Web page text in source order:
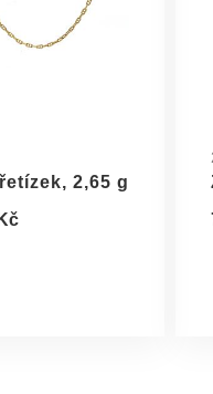
2,65 g